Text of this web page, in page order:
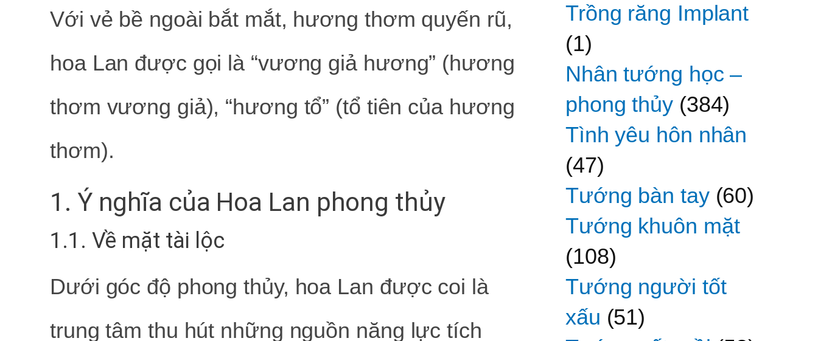
Với vẻ bề ngoài bắt mắt, hương thơm quyến rũ,
hoa Lan được gọi là “vương giả hương” (hương
thơm vương giả), “hương tổ” (tổ tiên của hương
thơm).
1. Ý nghĩa của Hoa Lan phong thủy
1.1. Về mặt tài lộc
Dưới góc độ phong thủy, hoa Lan được coi là
trung tâm thu hút những nguồn năng lực tích
Trồng răng Implant
(1)
Nhân tướng học –
phong thủy(384)
Tình yêu hôn nhân
(47)
Tướng bàn tay(60)
Tướng khuôn mặt
(108)
Tướng người tốt
xấu (51)